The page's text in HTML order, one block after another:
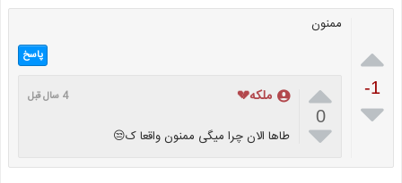

-1

ممنون
پاسخ

0

ملکه💔 4 سال قبل
طاها الان چرا میگی ممنون واقعا ک😒